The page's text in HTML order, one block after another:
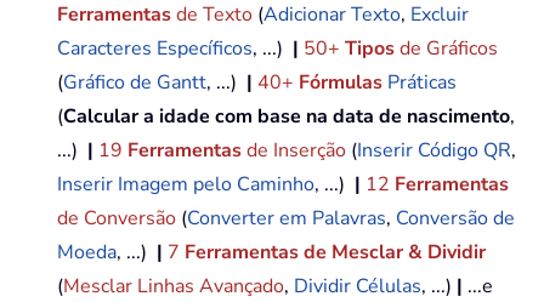
Ferramentasde Texto (Adicionar Texto, Excluir
Caracteres Específicos, ...) | 50+ Tiposde Gráficos
(Gráfico de Gantt, ...) | 40+ Fórmulas Práticas
(Calcular a idade com base na data de nascimento,
...) | 19 Ferramentasde Inserção (Inserir Código QR,
Inserir Imagem pelo Caminho, ...) | 12 Ferramentas
de Conversão (Converter em Palavras, Conversão de
Moeda, ...) | 7 Ferramentas de Mesclar & Dividir
(Mesclar Linhas Avançado, Dividir Células, ...) | ...e